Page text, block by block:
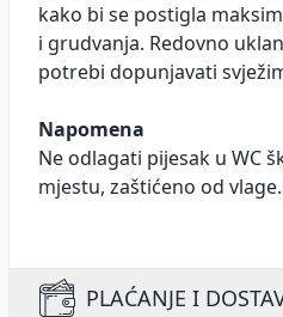
kako bi se postigla
i grudvanja. Redovno
potrebi dopunjavati
Napomena
Ne odlagati pijesak u WC
mjestu, zaštićeno od vlage.
PLAĆANJE I